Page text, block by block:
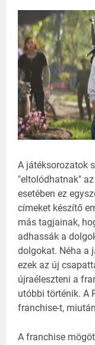
A játéksorozatok
"eltolódhatnak"
esetében ez
címeket készítő
más tagjainak,
adhassák a
dolgokat. Néha a
ezek az új
újraéleszteni a
utóbbi történik. A
franchise-t,
A franchise